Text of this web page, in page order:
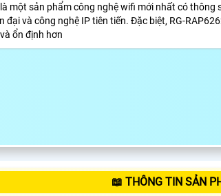
là một sản phẩm công nghệ wifi mới nhất có
đại và công nghệ IP tiên tiến. Đặc biệt, RG-
ổn định hơn
📖 THÔNG TIN SẢN